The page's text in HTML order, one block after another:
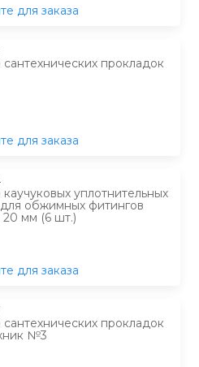
для заказа
прокладок
для заказа
уплотнительных
обжимных фитингов
20 мм (6 шт.)
для заказа
прокладок
№3